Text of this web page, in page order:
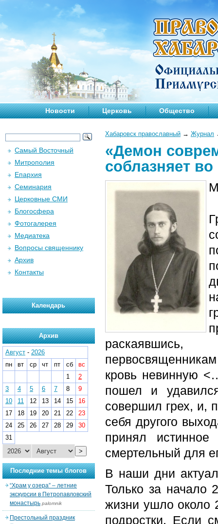
Новости Церковь Общество
Хабаровск православный → Журнал
«Демон
соблазняет
раскаявшись,
кровь невинную
пошел и
совершил грех, и,
себя другого
принял
смертельный для
В наши дни
Только за начало
жизни ушло около
подростки. Если
Самый Восточный
Митрополия
Епархия
Семинария
Церковные СМИ
Блогосфера
Фотогалерея
Медиатека
Вопросы священнику
Архив
Контакты
Календарь
Архив
Август - 2026
пн
вт ср чт пт сб
вс
1
2
3
4 5 6 7 8
9
10
11 12 13 14 15
16
17
18 19 20 21 22
23
24
25 26 27 28 29
30
31
>
Последние темы блогов
“Храм у озера” – летние
экскурсии в Петропавловский
монастырь palomnik
Престольный праздник